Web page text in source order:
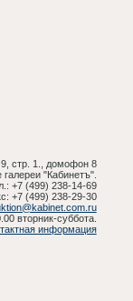
9, стр. 1., домофон 8
галереи "Кабинетъ".
+7 (499) 238-14-69
+7 (499) 238-29-30
вторник-суббота.
информация